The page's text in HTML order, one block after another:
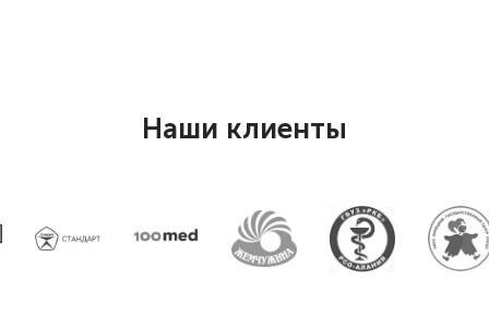
Наши клиенты